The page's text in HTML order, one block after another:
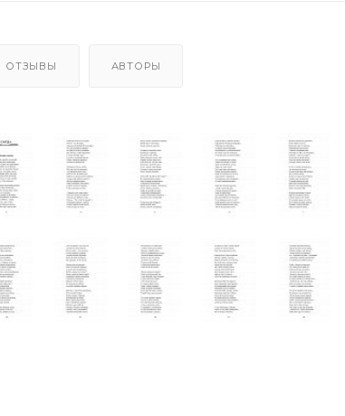
ОТЗЫВЫ АВТОРЫ